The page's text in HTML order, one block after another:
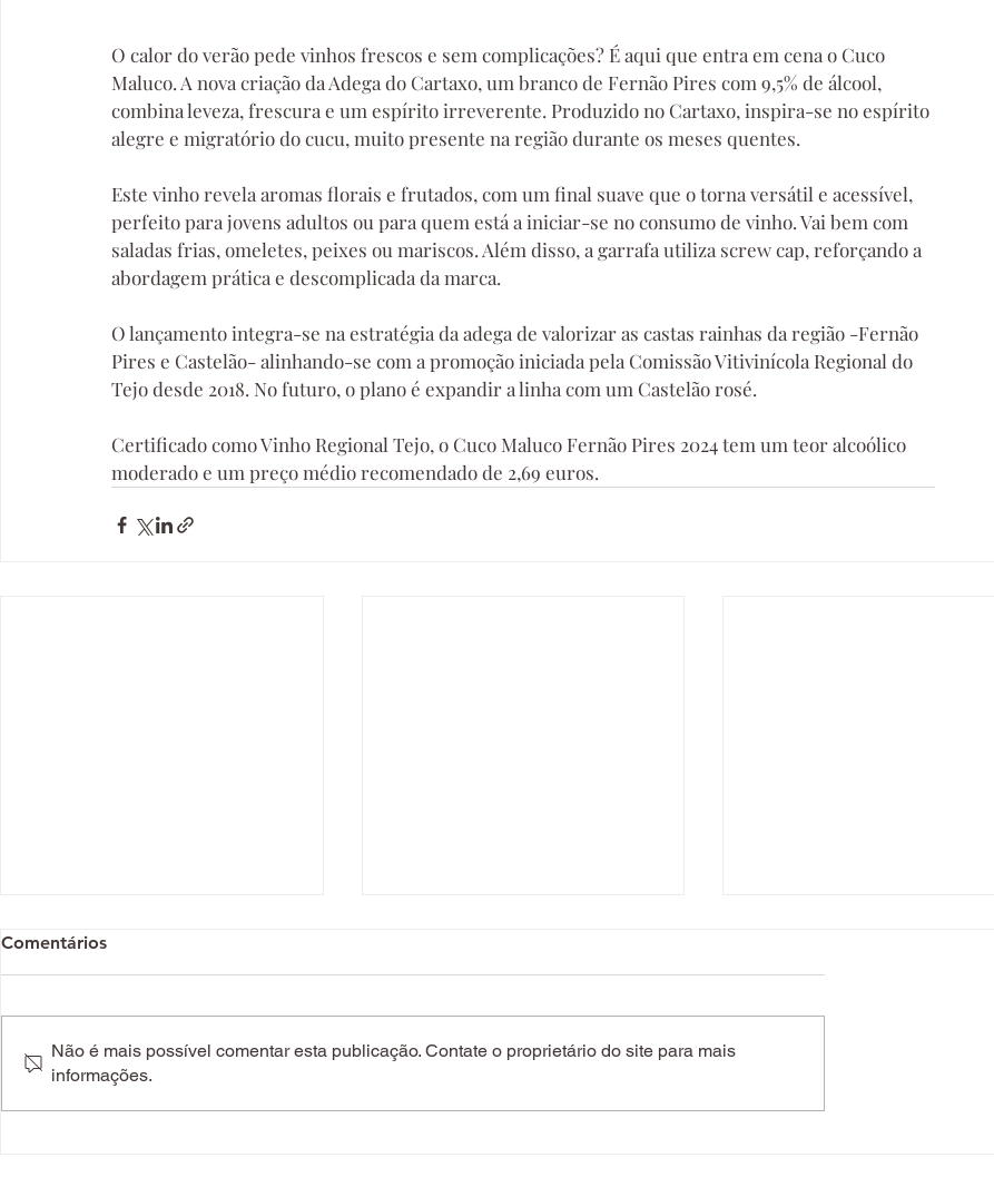
O calor do verão pede vinhos frescos e sem complicações? É aqui que entra em cena o Cuco
Maluco. A nova criação da Adega do Cartaxo, um branco de Fernão Pires com 9,5% de álcool,
combina leveza, frescura e um espírito irreverente. Produzido no Cartaxo, inspira-se no espírito
alegre e migratório do cucu, muito presente na região durante os meses quentes.
Este vinho revela aromas florais e frutados, com um final suave que o torna versátil e acessível,
perfeito para jovens adultos ou para quem está a iniciar-se no consumo de vinho. Vai bem com
saladas frias, omeletes, peixes ou mariscos. Além disso, a garrafa utiliza screw cap, reforçando a
abordagem prática e descomplicada da marca.
O lançamento integra-se na estratégia da adega de valorizar as castas rainhas da região -Fernão
Pires e Castelão- alinhando-se com a promoção iniciada pela Comissão Vitivinícola Regional do
Tejo desde 2018. No futuro, o plano é expandir a linha com um Castelão rosé.
Certificado como Vinho Regional Tejo, o Cuco Maluco Fernão Pires 2024 tem um teor alcoólico
moderado e um preço médio recomendado de 2,69 euros.
Regressar à rotina nunca foi
Burger King reinventa
Lat.A transforma domingos
Comentários
Não é mais possível comentar esta publicação. Contate o proprietário do site para mais
informações.